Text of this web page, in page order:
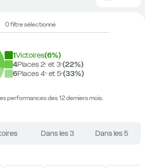
0 filtre sélectionné
1Victoires(6%)
4Places 2ᵉ et 3ᵉ(22%)
6Places 4ᵉ et 5ᵉ(33%)
performances des 12 derniers mois.
Dans les 3 Dans les 5